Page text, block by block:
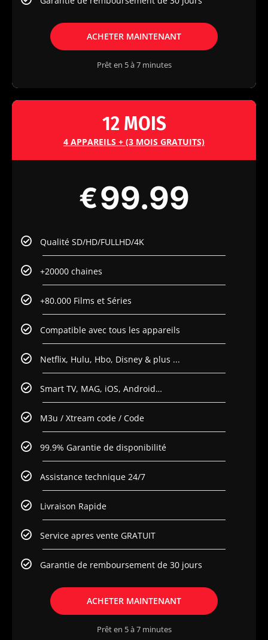
ACHETER MAINTENANT
Prêt en 5 à 7 minutes
12 MOIS
4 APPAREILS + (3 MOIS GRATUITS)
€99.99
Qualité SD/HD/FULLHD/4K
+20000 chaines
+80.000 Films et Séries
Compatible avec tous les appareils
Netflix, Hulu, Hbo, Disney & plus ...
Smart TV, MAG, iOS, Android…
M3u / Xtream code / Code
99.9% Garantie de disponibilité
Assistance technique 24/7
Livraison Rapide
Service apres vente GRATUIT
Garantie de remboursement de 30 jours
ACHETER MAINTENANT
Prêt en 5 à 7 minutes